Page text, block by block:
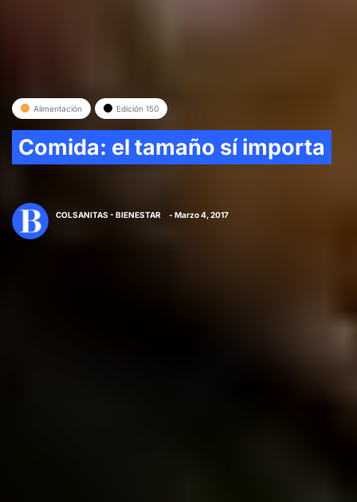
Alimentación Edición 150
Comida: el tamaño sí importa
COLSANITAS - BIENESTAR - Marzo 4, 2017